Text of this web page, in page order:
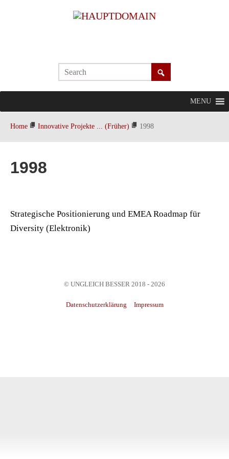
MENU
Home Innovative Projekte ... (Früher) 1998
1998
Strategische Positionierung und EMEA Roadmap für
Diversity (Elektronik)
© UNGLEICH BESSER 2018 - 2026
Datenschutzerklärung Impressum